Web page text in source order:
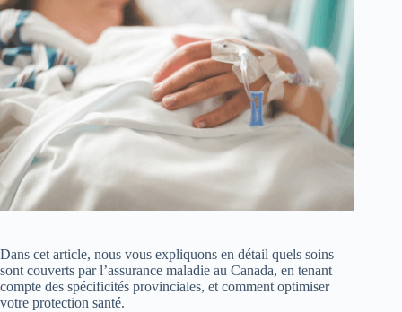
Dans cet article, nous vous expliquons en détail quels soins
sont couverts par l’assurance maladie au Canada, en tenant
compte des spécificités provinciales, et comment optimiser
votre protection santé.